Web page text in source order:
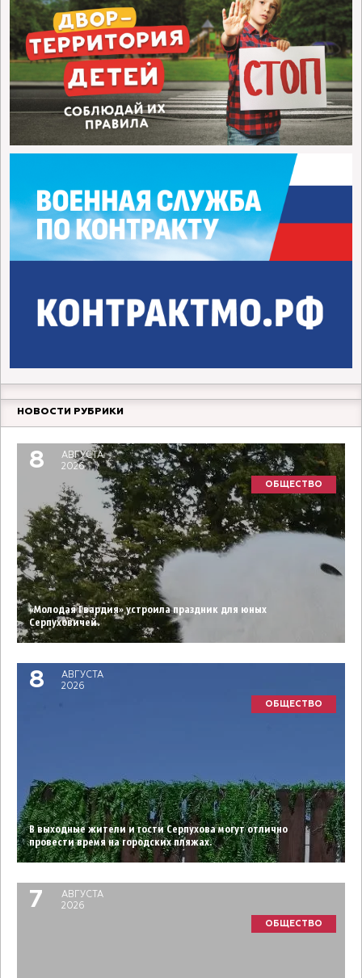
НОВОСТИ РУБРИКИ
8
АВГУСТА
2026
ОБЩЕСТВО
«Молодая Гвардия» устроила праздник для юных
Серпуховичей.
8
АВГУСТА
2026
ОБЩЕСТВО
В выходные жители и гости Серпухова могут отлично
провести время на городских пляжах.
7
АВГУСТА
2026
ОБЩЕСТВО